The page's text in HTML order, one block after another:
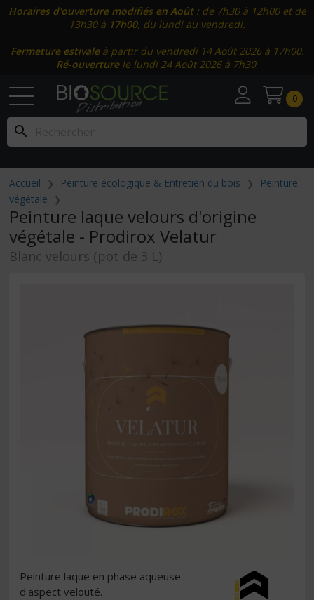
Horaires d'ouverture modifiés en Août: de 7h30 à 12h00 et de
13h30 à 17h00, du lundi au vendredi.
Fermeture estivaleà partir du vendredi 14 Août 2026 à 17h00.
Ré-ouverturele lundi 24 Août 2026 à 7h30.
search
0
Accueil Peinture écologique & Entretien du bois
Peinture
végétale
Peinture laque velours d'origine
végétale - Prodirox Velatur
Blanc velours (pot de 3 L)
Peinture laque en phase aqueuse
d'aspect velouté.